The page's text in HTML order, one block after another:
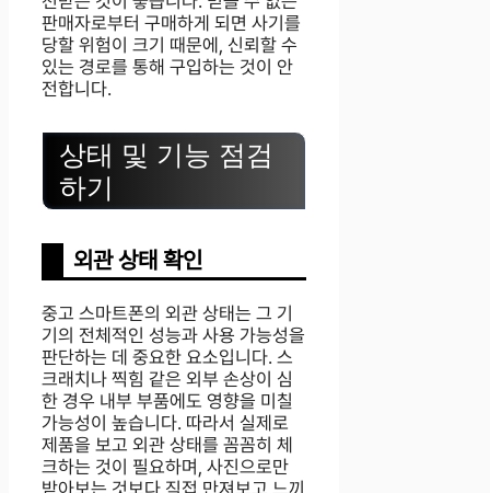
판매자로부터 구매하게 되면 사기를
당할 위험이 크기 때문에, 신뢰할 수
있는 경로를 통해 구입하는 것이 안
전합니다.
상태 및 기능 점검
하기
외관 상태 확인
중고 스마트폰의 외관 상태는 그 기
기의 전체적인 성능과 사용 가능성을
판단하는 데 중요한 요소입니다. 스
크래치나 찍힘 같은 외부 손상이 심
한 경우 내부 부품에도 영향을 미칠
가능성이 높습니다. 따라서 실제로
제품을 보고 외관 상태를 꼼꼼히 체
크하는 것이 필요하며, 사진으로만
받아보는 것보다 직접 만져보고 느끼